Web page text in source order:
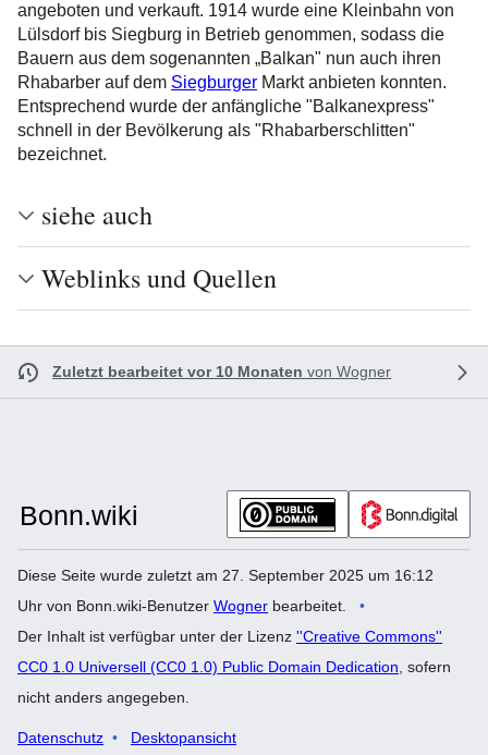
angeboten und verkauft. 1914 wurde eine Kleinbahn von
Lülsdorf bis Siegburg in Betrieb genommen, sodass die
Bauern aus dem sogenannten „Balkan" nun auch ihren
Rhabarber auf dem Siegburger Markt anbieten konnten.
Entsprechend wurde der anfängliche "Balkanexpress"
schnell in der Bevölkerung als "Rhabarberschlitten"
bezeichnet.
siehe auch
Weblinks und Quellen
Zuletzt bearbeitet vor 10 Monaten von Wogner
Diese Seite wurde zuletzt am 27. September 2025 um 16:12
Uhr von Bonn.wiki-Benutzer Wogner bearbeitet.
Der Inhalt ist verfügbar unter der Lizenz ''Creative Commons''
CC0 1.0 Universell (CC0 1.0) Public Domain Dedication , sofern
nicht anders angegeben.
Datenschutz Desktopansicht